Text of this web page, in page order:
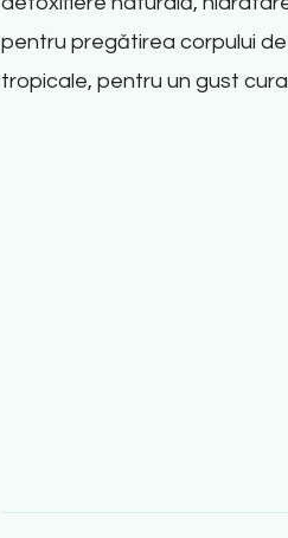
pentru pregătirea corpului
tropicale, pentru un gust